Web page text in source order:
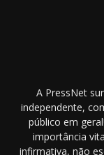
A PressNet
independente,
público em
importância
infirmativa, não